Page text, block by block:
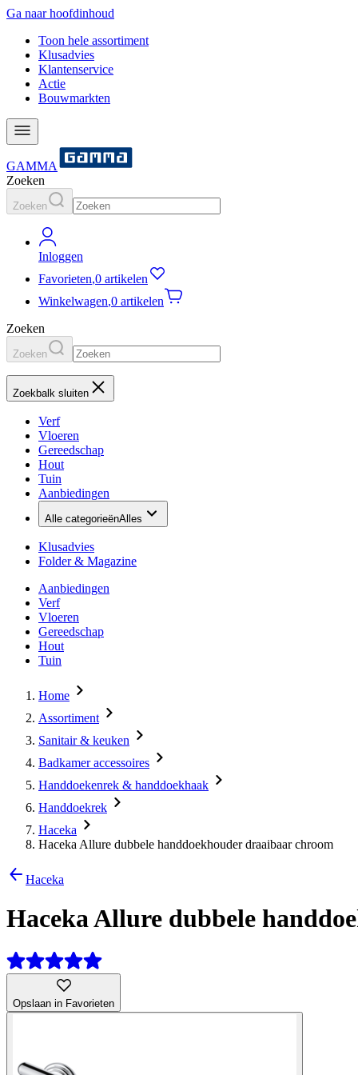
Ga naar hoofdinhoud
Toon hele assortiment
Klusadvies
Klantenservice
Actie
Bouwmarkten
GAMMA
Zoeken
Zoeken
Inloggen
Favorieten,0 artikelen
Winkelwagen,0 artikelen
Zoeken
Zoeken
Zoekbalk sluiten
Verf
Vloeren
Gereedschap
Hout
Tuin
Aanbiedingen
Alle categorieënAlles
Klusadvies
Folder & Magazine
Aanbiedingen
Verf
Vloeren
Gereedschap
Hout
Tuin
Home
Assortiment
Sanitair & keuken
Badkamer accessoires
Handdoekenrek & handdoekhaak
Handdoekrek
Haceka
Haceka Allure dubbele handdoekhouder draaibaar chroom
Haceka
Haceka Allure dubbele
Opslaan in Favorieten